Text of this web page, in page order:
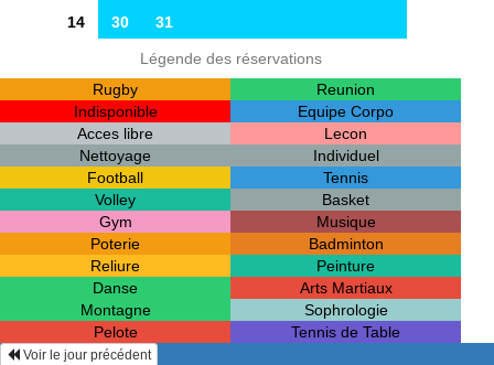
14
30 31
Légende des réservations
Rugby
Reunion
Indisponible
Equipe Corpo
Acces libre
Lecon
Nettoyage
Individuel
Football
Tennis
Volley
Basket
Gym
Musique
Poterie
Badminton
Reliure
Peinture
Danse
Arts Martiaux
Montagne
Sophrologie
Pelote
Tennis de Table
Voir le jour précédent